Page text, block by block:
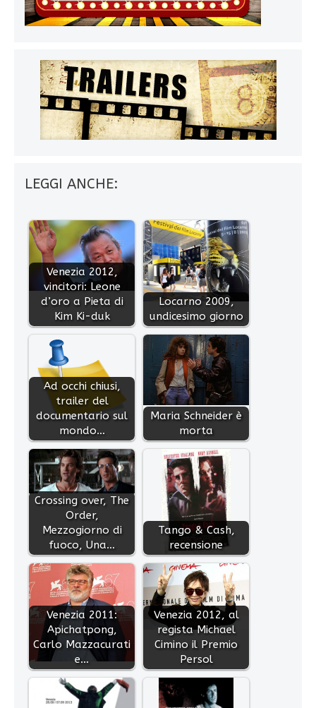
LEGGI ANCHE:
Venezia 2012,
vincitori: Leone
d’oro a Pieta di
Kim Ki-duk
Locarno 2009,
undicesimo giorno
Ad occhi chiusi,
trailer del
documentario sul
mondo…
Maria Schneider è
morta
Crossing over, The
Order,
Mezzogiorno di
fuoco, Una…
Tango & Cash,
recensione
Venezia 2011:
Apichatpong,
Carlo Mazzacurati
e…
Venezia 2012, al
regista Michael
Cimino il Premio
Persol